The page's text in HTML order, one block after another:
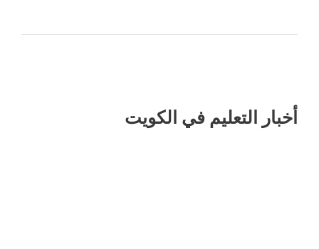
أخبار التعليم في الكويت